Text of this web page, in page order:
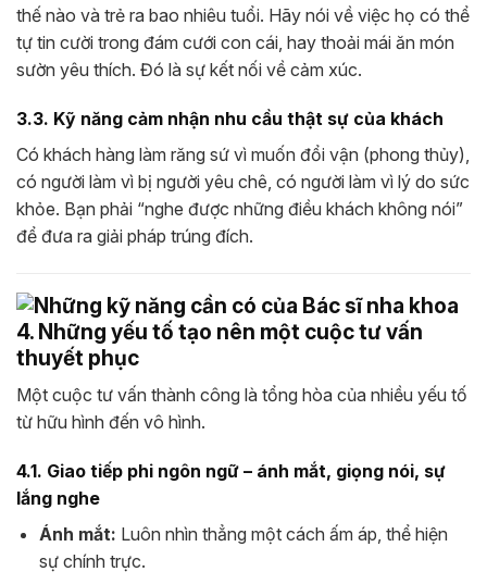
thế nào và trẻ ra bao nhiêu tuổi. Hãy nói về việc họ có thể
tự tin cười trong đám cưới con cái, hay thoải mái ăn món
sườn yêu thích. Đó là sự kết nối về cảm xúc.
3.3. Kỹ năng cảm nhận nhu cầu thật sự của khách
Có khách hàng làm răng sứ vì muốn đổi vận (phong thủy),
có người làm vì bị người yêu chê, có người làm vì lý do sức
khỏe. Bạn phải “nghe được những điều khách không nói”
để đưa ra giải pháp trúng đích.
4. Những yếu tố tạo nên một cuộc tư vấn
thuyết phục
Một cuộc tư vấn thành công là tổng hòa của nhiều yếu tố
từ hữu hình đến vô hình.
4.1. Giao tiếp phi ngôn ngữ – ánh mắt, giọng nói, sự
lắng nghe
Ánh mắt: Luôn nhìn thẳng một cách ấm áp, thể hiện
sự chính trực.